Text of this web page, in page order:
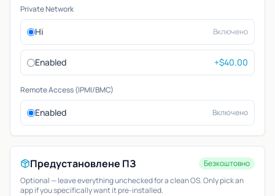
Private Network
Ні Включено
Enabled +$40.00
Remote Access (IPMI/BMC)
Enabled Включено
Предустановлене ПЗ
Безкоштовно
Optional — leave everything unchecked for a clean OS. Only pick an
app if you specifically want it pre-installed.